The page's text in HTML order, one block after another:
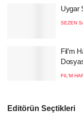
Uygar
SEZEN
Fil’m
FIL'M
Editörün Seçtikleri